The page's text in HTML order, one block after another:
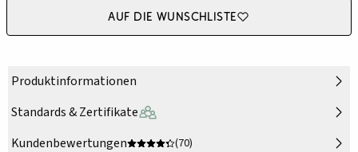
Auf die Wunschliste
Produktinformationen
Standards & Zertifikate
Kundenbewertungen
(70)